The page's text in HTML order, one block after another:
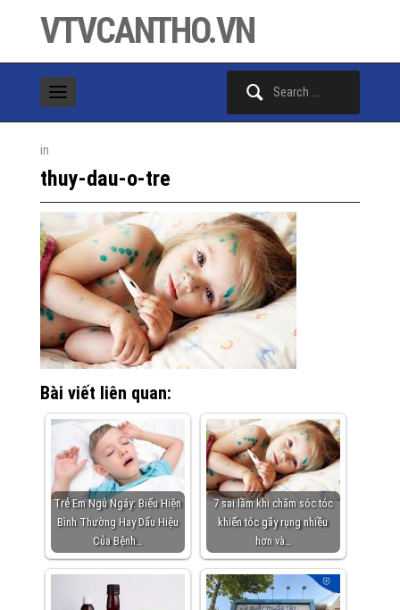
VTVCANTHO.VN
in
thuy-dau-o-tre
Bài viết liên quan:
Trẻ Em Ngủ Ngáy: Biểu Hiện
Bình Thường Hay Dấu Hiệu
Của Bệnh…
7 sai lầm khi chăm sóc tóc
khiến tóc gãy rụng nhiều
hơn và…